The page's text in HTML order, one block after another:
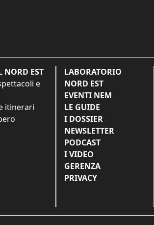
NORD EST
e
itinerari
LABORATORIO
NORD EST
EVENTI NEM
LE GUIDE
I DOSSIER
NEWSLETTER
PODCAST
I VIDEO
GERENZA
PRIVACY